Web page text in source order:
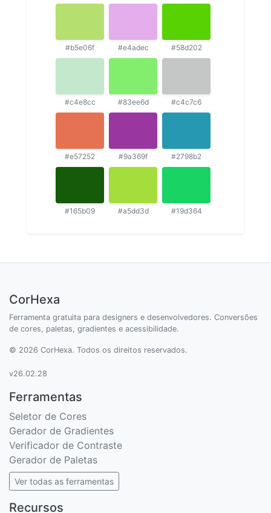
#b5e06f #e4adec #58d202
#c4e8cc #83ee6d #c4c7c6
#e57252 #9a369f #2798b2
#165b09 #a5dd3d #19d364
CorHexa
Ferramenta gratuita para designers e desenvolvedores. Conversões
de cores, paletas, gradientes e acessibilidade.
© 2026 CorHexa. Todos os direitos reservados.
v26.02.28
Ferramentas
Seletor de Cores
Gerador de Gradientes
Verificador de Contraste
Gerador de Paletas
Ver todas as ferramentas
Recursos